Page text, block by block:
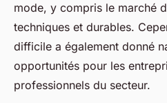
mode, y compris le marché
techniques et durables.
difficile a également donné
opportunités pour les
professionnels du secteur.